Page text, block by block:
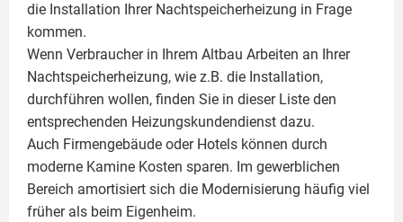
die Installation Ihrer Nachtspeicherheizung in Frage
kommen.
Wenn Verbraucher in Ihrem Altbau Arbeiten an Ihrer
Nachtspeicherheizung, wie z.B. die Installation,
durchführen wollen, finden Sie in dieser Liste den
entsprechenden Heizungskundendienst dazu.
Auch Firmengebäude oder Hotels können durch
moderne Kamine Kosten sparen. Im gewerblichen
Bereich amortisiert sich die Modernisierung häufig viel
früher als beim Eigenheim.